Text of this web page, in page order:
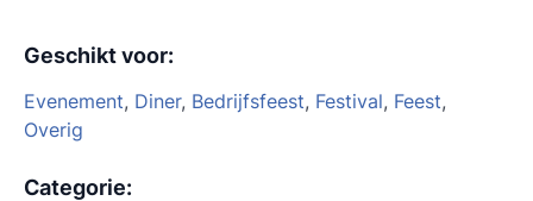
Geschikt voor:
Evenement, Diner, Bedrijfsfeest, Festival, Feest,
Overig
Categorie: